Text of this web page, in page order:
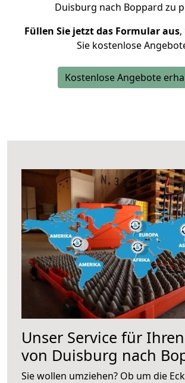
Duisburg nach Boppard zu
Füllen Sie jetzt das Formular aus,
Sie kostenlose
Kostenlose Angebote
Unser Service für
von Duisburg nach
Sie wollen umziehen? Ob um die